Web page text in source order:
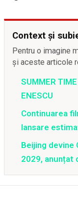
Context și
Pentru o imagine
și aceste articole
SUMMER
ENESCU
Continuarea
lansare
Beijing devine
2029, anunțat